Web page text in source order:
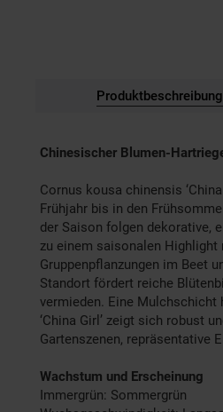
Produktbeschreibung
Chinesischer Blumen-
Cornus kousa chinensis
Frühjahr bis in den
der Saison folgen dekorative,
zu einem saisonalen
Gruppenpflanzungen im Beet
Standort fördert reiche
vermieden. Eine Mulchschicht
‘China Girl’ zeigt sich robust
Gartenszenen, repräsentative
Wachstum und Erscheinung
Immergrün: Sommergrün